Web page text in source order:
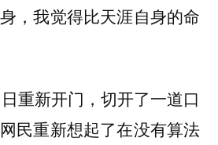
，我觉得比天涯自身的命
重新开门，切开了一道口
民重新想起了在没有算法